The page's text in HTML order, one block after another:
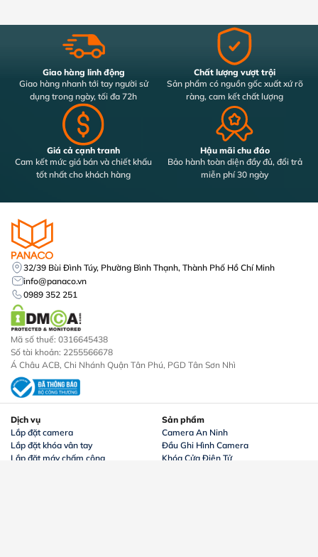
Giao hàng linh động
Giao hàng nhanh tới tay người sử
dụng trong ngày, tối đa 72h
Chất lượng vượt trội
Sản phẩm có nguồn gốc xuất xứ rõ
ràng, cam kết chất lượng
Giá cả cạnh tranh
Cam kết mức giá bán và chiết khấu
tốt nhất cho khách hàng
Hậu mãi chu đáo
Bảo hành toàn diện đầy đủ, đổi trả
miễn phí 30 ngày
Dịch vụ
Lắp đặt camera
Lắp đặt khóa vân tay
Lắp đặt máy chấm công
Sản phẩm
Camera An Ninh
Đầu Ghi Hình Camera
Khóa Cửa Điện Tử
32/39 Bùi Đình Túy, Phường Bình Thạnh, Thành Phố Hồ Chí Minh
info@panaco.vn
0989 352 251
Mã số thuế: 0316645438
Số tài khoản: 2255566678
Á Châu ACB, Chi Nhánh Quận Tân Phú, PGD Tân Sơn Nhì